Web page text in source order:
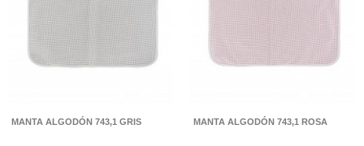
MANTA ALGODÓN 743,1 GRIS MANTA ALGODÓN 743,1 ROSA